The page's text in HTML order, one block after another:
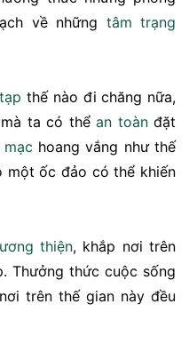
về những tâm trạng
thế nào đi chăng nữa,
mà ta có thểan toànđặt
mạc hoang vắng như thế
một ốc đảo có thể khiến
thiện, khắp nơi trên
Thưởng thức cuộc sống
trên thế gian này đều